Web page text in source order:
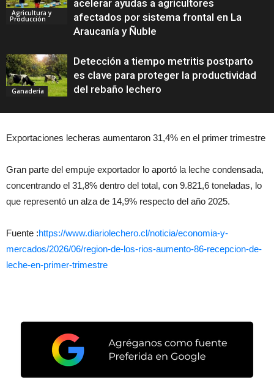
Agricultura y
Producción
acelerar ayudas a agricultores
afectados por sistema frontal en La
Araucanía y Ñuble
Ganadería
Detección a tiempo metritis postparto
es clave para proteger la productividad
del rebaño lechero
Exportaciones lecheras aumentaron 31,4% en el primer trimestre
Gran parte del empuje exportador lo aportó la leche condensada,
concentrando el 31,8% dentro del total, con 9.821,6 toneladas, lo
que representó un alza de 14,9% respecto del año 2025.
Fuente :https://www.diariolechero.cl/noticia/economia-y-
mercados/2026/06/region-de-los-rios-aumento-86-recepcion-de-
leche-en-primer-trimestre